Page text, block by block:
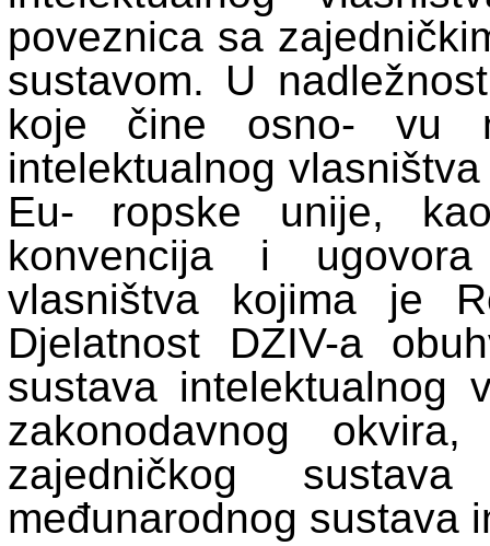
poveznica sa
sustavom. U
koje čine osno- vu
intelektualnog
Eu- ropske unije,
konvencija i
vlasništva kojima je
Djelatnost DZIV-a
sustava intelektualnog
zakonodavnog
zajedničkog
međunarodnog sustava